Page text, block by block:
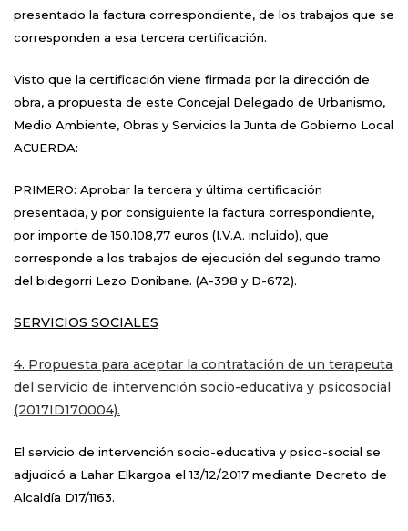
presentado la factura correspondiente, de los trabajos que se
corresponden a esa tercera certificación.
Visto que la certificación viene firmada por la dirección de
obra, a propuesta de este Concejal Delegado de Urbanismo,
Medio Ambiente, Obras y Servicios la Junta de Gobierno Local
ACUERDA:
PRIMERO: Aprobar la tercera y última certificación
presentada, y por consiguiente la factura correspondiente,
por importe de 150.108,77 euros (I.V.A. incluido), que
corresponde a los trabajos de ejecución del segundo tramo
del bidegorri Lezo Donibane. (A-398 y D-672).
SERVICIOS SOCIALES
4. Propuesta para aceptar la contratación de un terapeuta
del servicio de intervención socio-educativa y psicosocial
(2017ID170004).
El servicio de intervención socio-educativa y psico-social se
adjudicó a Lahar Elkargoa el 13/12/2017 mediante Decreto de
Alcaldía D17/1163.